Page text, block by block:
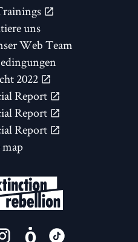
uns
Web Team
2022
Report
Report
Report
map
ON